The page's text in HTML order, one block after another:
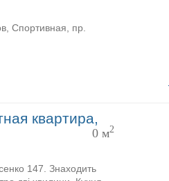
Спортивная, пр.
квартира,
0 м2
147. Знаходить